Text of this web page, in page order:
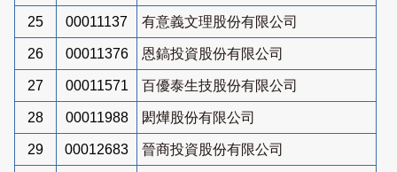
25 00011137 有意義文理股份有限公司
26 00011376 恩鎬投資股份有限公司
27 00011571 百優泰生技股份有限公司
28 00011988 閎燁股份有限公司
29 00012683 晉商投資股份有限公司